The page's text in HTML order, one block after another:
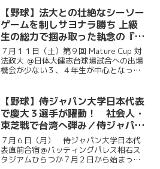
の皆様から、現役選手たちへ温かい祝福
のメッセージをお寄せい...
【野球】法大との壮絶なシーソー
ゲームを制しサヨナラ勝ち 上級
生の総力で掴み取った執念の『一
勝』／第９回MatureCup・法大
戦
７月１１日（土）第９回 Mature Cup 対
法政大 ＠日体大健志台球場試合への出場
機会が少ない３、４年生が中心となって
に２度追い付く粘りを見せると、１点ビ...
【野球】侍ジャパン大学日本代表
で慶大３選手が躍動！ 社会人・
東芝戦で台湾へ弾み／侍ジャパン
大学日本代表直前合宿５日目
７月６日（月） 侍ジャパン大学日本代
表直前合宿＠バッティングパレス相石ス
タジアムひらつか７月２日から始まった